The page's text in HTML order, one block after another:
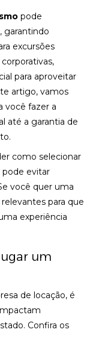
pode
garantindo
excursões
para aproveitar
artigo, vamos
você fazer a
até a garantia de
como selecionar
pode evitar
você quer uma
para que
experiência
um
de locação, é
Confira os